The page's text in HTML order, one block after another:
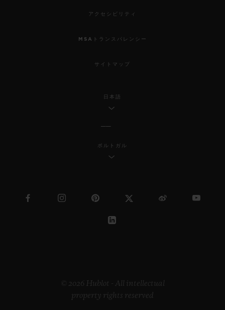
アクセシビリティ
MSAトランスパレンシー
サイトマップ
日本語
ポルトガル
© 2026 Hublot - All intellectual
property rights reserved